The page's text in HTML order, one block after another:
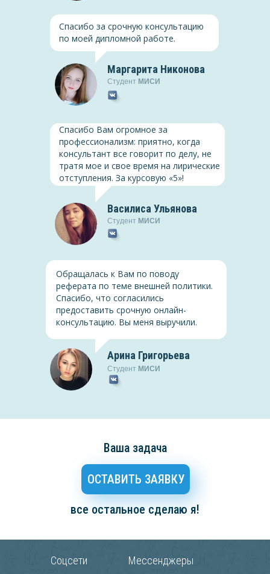
Скачать (PDF, 1.2 Мб)
Курсовая, МИСИ, Игровые
технологии как средство
развития познавательных
интересов младших
школьников
30-е годы
Гражданское право
Скачать (PDF, 1.2 Мб)
Курсовая, МИСИ, Исковая
давность в гражданском
праве
Планирование как функция
менеджмента в
коммерческой
организации
Маргарита Никонова
Спасибо за срочную консультацию
по моей дипломной работе.
Студент МИСИ
Василиса Ульянова
Спасибо Вам огромное за
профессионализм: приятно, когда
консультант все говорит по делу, не
тратя мое и свое время на лирические
отступления. За курсовую «5»!
Студент МИСИ
Арина Григорьева
Обращалась к Вам по поводу
реферата по теме внешней политики.
Спасибо, что согласились
предоставить срочную онлайн-
консультацию. Вы меня выручили.
Студент МИСИ
Ваша задача
все остальное сделаю я!
ОСТАВИТЬ ЗАЯВКУ
Мессенджеры
Соцсети